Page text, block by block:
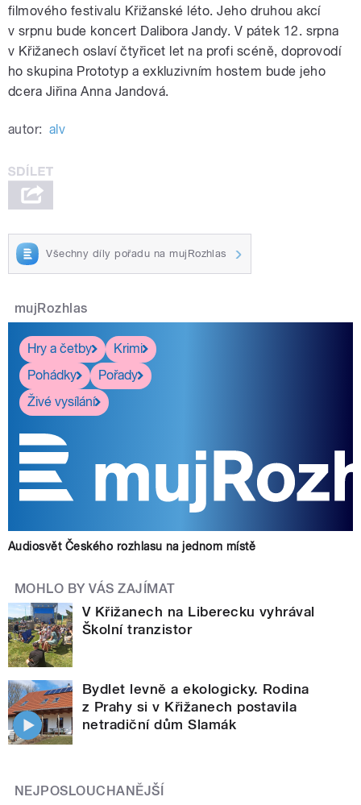
filmového festivalu Křižanské léto. Jeho druhou akcí
v srpnu bude koncert Dalibora Jandy. V pátek 12. srpna
v Křižanech oslaví čtyřicet let na profi scéně, doprovodí
ho skupina Prototyp a exkluzivním hostem bude jeho
dcera Jiřina Anna Jandová.
autor: alv
Všechny díly pořadu na mujRozhlas
mujRozhlas
Hry a četby
Krimi
Pohádky
Pořady
Živé vysílání
Audiosvět Českého rozhlasu na jednom místě
MOHLO BY VÁS ZAJÍMAT
V Křižanech na Liberecku vyhrával
Školní tranzistor
Bydlet levně a ekologicky. Rodina
z Prahy si v Křižanech postavila
netradiční dům Slamák
NEJPOSLOUCHANĚJŠÍ